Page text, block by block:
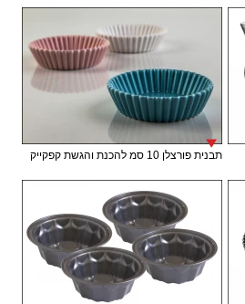
תבנית פורצלן 10 סמ להכנת והגשת קפקייק